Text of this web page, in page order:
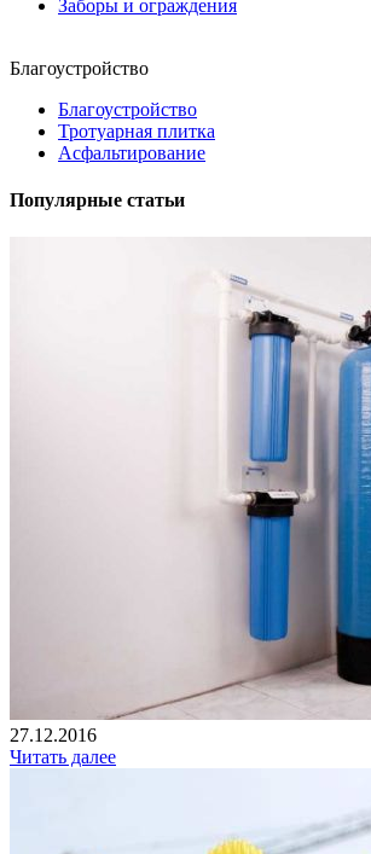
Заборы и ограждения
Благоустройство
Благоустройство
Тротуарная плитка
Асфальтирование
Популярные статьи
27.12.2016
Читать далее